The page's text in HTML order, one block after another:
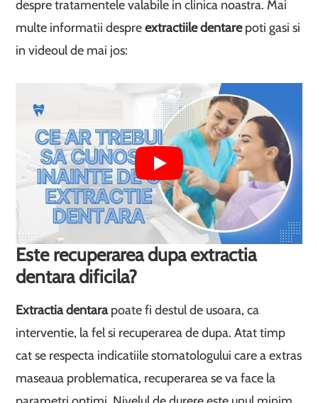
despre tratamentele valabile in clinica noastra. Mai
multe informatii despreextractiile dentarepoti gasi si
in videoul de mai jos:
Este recuperarea dupa extractia
dentara dificila?
Extractia dentarapoate fi destul de usoara, ca
interventie, la fel si recuperarea de dupa. Atat timp
cat se respecta indicatiile stomatologului care a extras
maseaua problematica, recuperarea se va face la